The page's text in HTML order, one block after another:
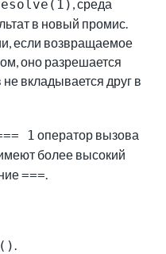
, среда
в новый промис.
если возвращаемое
оно разрешается
вкладывается друг в
1 оператор вызова
более высокий
===.
.